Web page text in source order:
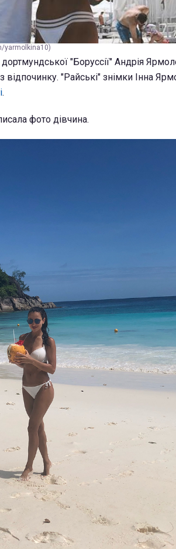
yarmolkina10)
"Боруссії" Андрія
"Райські" знімки Інна
.
фото дівчина.